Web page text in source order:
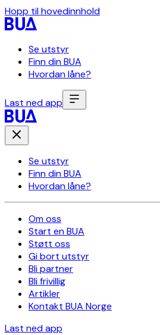
Hopp til hovedinnhold
Se utstyr
Finn din BUA
Hvordan låne?
Last ned app
Se utstyr
Finn din BUA
Hvordan låne?
Om oss
Start en BUA
Støtt oss
Gi bort utstyr
Bli partner
Bli frivillig
Artikler
Kontakt BUA Norge
Last ned app